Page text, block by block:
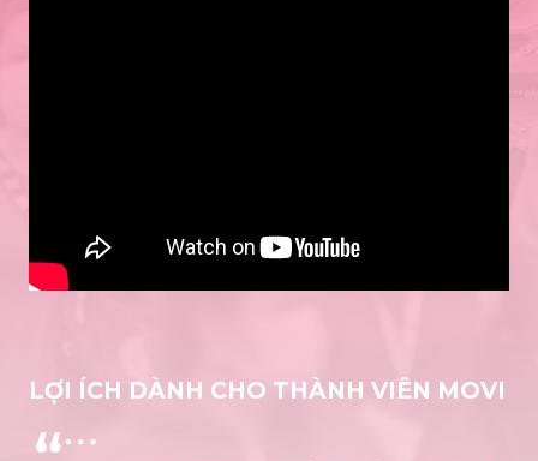
LỢI ÍCH DÀNH CHO THÀNH VIÊN MOVI